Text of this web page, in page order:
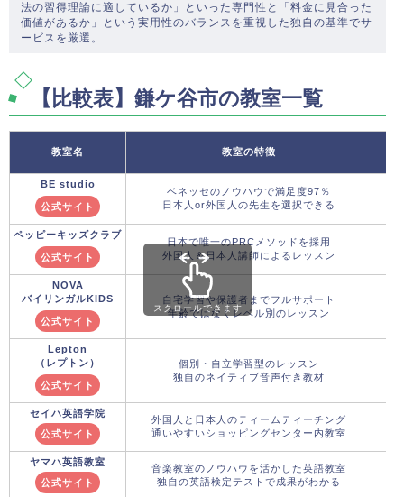
法の習得理論に適しているか」といった専門性と「料金に見合った
価値があるか」という実用性のバランスを重視した独自の基準でサ
ービスを厳選。
【比較表】鎌ケ谷市の教室一覧
教室名 教室の特徴
BE studio
公式サイト
ベネッセのノウハウで満足度97％
日本人or外国人の先生を選択できる
ペッピーキッズクラブ
公式サイト
日本で唯一のPRCメソッドを採用
外国人＆日本人講師によるレッスン
NOVA
バイリンガルKIDS
公式サイト
自宅学習や保護者までフルサポート
年齢ではなくレベル別のレッスン
Lepton
（レプトン）
公式サイト
個別・自立学習型のレッスン
独自のネイティブ音声付き教材
セイハ英語学院
公式サイト
外国人と日本人のティームティーチング
通いやすいショッピングセンター内教室
ヤマハ英語教室
公式サイト
音楽教室のノウハウを活かした英語教室
独自の英語検定テストで成果がわかる
スクロールできます